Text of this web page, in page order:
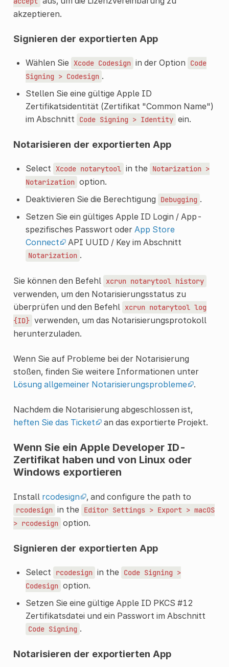
akzeptieren.
Signieren der exportierten App
Wählen Sie Xcode Codesign in der Option
Code
Signing > Codesign .
Stellen Sie eine gültige Apple ID
Zertifikatsidentität (Zertifikat "Common Name")
im Abschnitt
Code Signing > Identity ein.
Notarisieren der exportierten App
Select Xcode notarytool in the Notarization >
Notarization option.
Deaktivieren Sie die Berechtigung
Debugging .
Setzen Sie ein gültiges Apple ID Login / App-
spezifisches Passwort oder App Store
Connect
API UUID / Key im Abschnitt
Notarization .
Sie können den Befehl xcrun notarytool history
verwenden, um den Notarisierungsstatus zu
überprüfen und den Befehl xcrun notarytool log
{ID} verwenden, um das Notarisierungsprotokoll
herunterzuladen.
Wenn Sie auf Probleme bei der Notarisierung
stoßen, finden Sie weitere Informationen unter
Lösung allgemeiner Notarisierungsprobleme
.
Nachdem die Notarisierung abgeschlossen ist,
heften Sie das Ticket
an das exportierte Projekt.
Wenn Sie ein Apple Developer ID-
Zertifikat haben und von Linux oder
Windows exportieren
Install rcodesign , and configure the path to
rcodesign in the Editor Settings > Export > macOS
> rcodesign option.
Signieren der exportierten App
Select rcodesign in the Code Signing >
Codesign option.
Setzen Sie eine gültige Apple ID PKCS #12
Zertifikatsdatei und ein Passwort im Abschnitt
Code Signing .
Notarisieren der exportierten App